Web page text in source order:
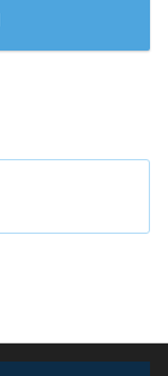
цифровом